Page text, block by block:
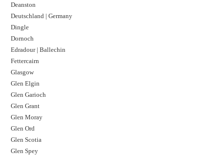
Deanston
Deutschland | Germany
Dingle
Dornoch
Edradour | Ballechin
Fettercairn
Glasgow
Glen Elgin
Glen Garioch
Glen Grant
Glen Moray
Glen Ord
Glen Scotia
Glen Spey